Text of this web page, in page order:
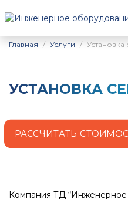
Главная
Услуги Установка
УСТАНОВКА
РАССЧИТАТЬ
Компания ТД